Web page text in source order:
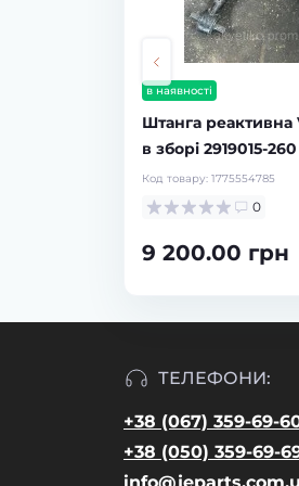
V-подібна
260 FAW 3252
Шланги
Fuller 9JS
(к-т 3 шт)
Код товару:
1
ТЕЛЕФОНИ:
+38 (067) 359-69-
+38 (050) 359-69-